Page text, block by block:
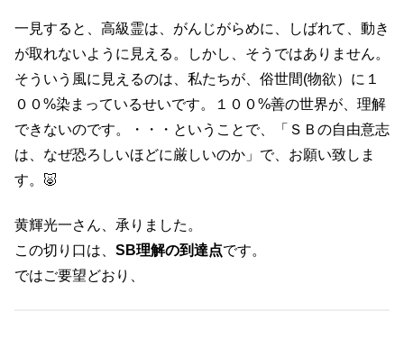
一見すると、高級霊は、がんじがらめに、しばれて、動き
が取れないように見える。しかし、そうではありません。
そういう風に見えるのは、私たちが、俗世間(物欲）に１
００%染まっているせいです。１００%善の世界が、理解
できないのです。・・・ということで、「ＳＢの自由意志
は、なぜ恐ろしいほどに厳しいのか」で、お願い致しま
す。🐷
黄輝光一さん、承りました。
この切り口は、 SB理解の到達点です。
ではご要望どおり、